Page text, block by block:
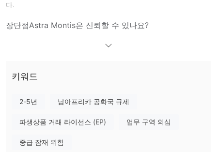
다.
장단점Astra Montis은 신뢰할 수 있나요?
Astra Montis에서 무엇을 거래할 수 있나요?
Astra Montis에서는 외환, 귀금속, 주식, 지수 및 에너지
Astra Montis은 거래 플랫폼에 대한 실습 및 익숙해질 수 있는
키워드
2-5년 남아프리카 공화국 규제
파생상품 거래 라이선스 (EP) 업무 구역 의심
중급 잠재 위험